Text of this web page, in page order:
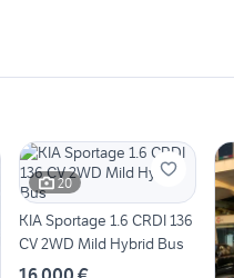
20
KIA Sportage 1.6 CRDI 136
CV 2WD Mild Hybrid Bus